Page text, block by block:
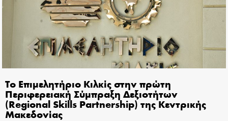
Το Επιμελητήριο Κιλκίς στην πρώτη
Περιφερειακή Σύμπραξη Δεξιοτήτων
(Regional Skills Partnership) της Κεντρικής
Μακεδονίας